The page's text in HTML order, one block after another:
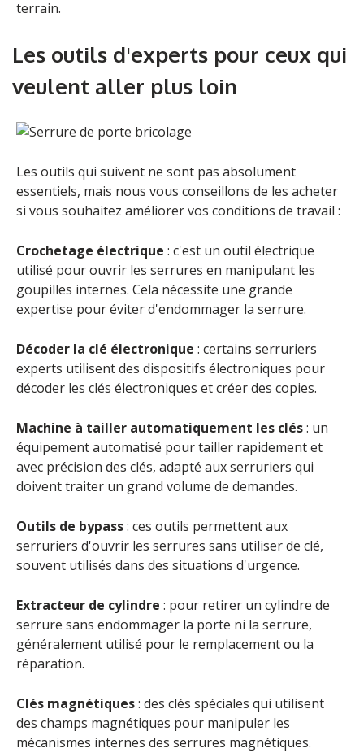
terrain.
Les outils d'experts pour ceux qui
veulent aller plus loin
Les outils qui suivent ne sont pas absolument
essentiels, mais nous vous conseillons de les acheter
si vous souhaitez améliorer vos conditions de travail :
Crochetage électrique : c'est un outil électrique
utilisé pour ouvrir les serrures en manipulant les
goupilles internes. Cela nécessite une grande
expertise pour éviter d'endommager la serrure.
Décoder la clé électronique : certains serruriers
experts utilisent des dispositifs électroniques pour
décoder les clés électroniques et créer des copies.
Machine à tailler automatiquement les clés: un
équipement automatisé pour tailler rapidement et
avec précision des clés, adapté aux serruriers qui
doivent traiter un grand volume de demandes.
Outils de bypass: ces outils permettent aux
serruriers d'ouvrir les serrures sans utiliser de clé,
souvent utilisés dans des situations d'urgence.
Extracteur de cylindre : pour retirer un cylindre de
serrure sans endommager la porte ni la serrure,
généralement utilisé pour le remplacement ou la
réparation.
Clés magnétiques: des clés spéciales qui utilisent
des champs magnétiques pour manipuler les
mécanismes internes des serrures magnétiques.